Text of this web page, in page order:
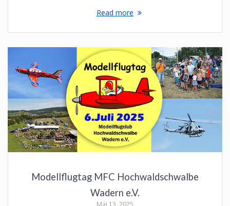
Read more
Modellflugtag MFC Hochwaldschwalbe
Wadern e.V.